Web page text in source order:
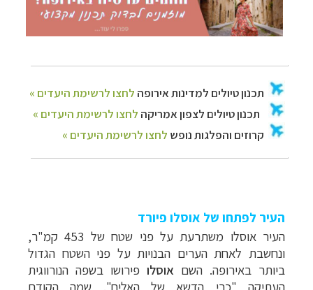
העיר לפתחו של אוסלו פיורד
העיר אוסלו משתרעת על פני שטח של 453 קמ"ר,
ונחשבת לאחת הערים הבנויות על פני השטח הגדול
ביותר באירופה. השם אוסלו פירושו בשפה הנורווגית